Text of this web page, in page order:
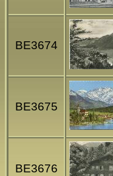
BE3674
BE3675
BE3676